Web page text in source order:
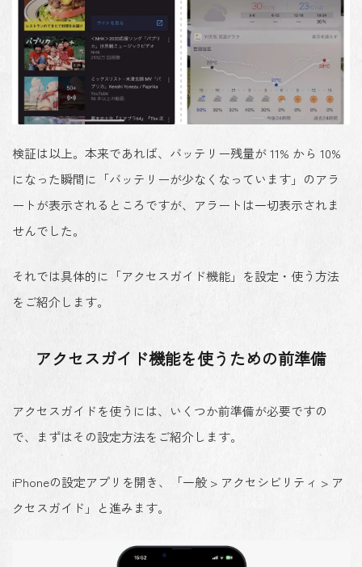
検証は以上。本来であれば、バッテリー残量が 11% から 10%
になった瞬間に「バッテリーが少なくなっています」のアラ
ートが表示されるところですが、アラートは一切表示されま
せんでした。
それでは具体的に「アクセスガイド機能」を設定・使う方法
をご紹介します。
アクセスガイド機能を使うための前準備
アクセスガイドを使うには、 いくつか前準備が必要ですの
で、まずはその設定方法をご紹介します。
iPhoneの設定アプリ を開き、「一般 > アクセシビリティ > ア
クセスガイド 」と進みます。